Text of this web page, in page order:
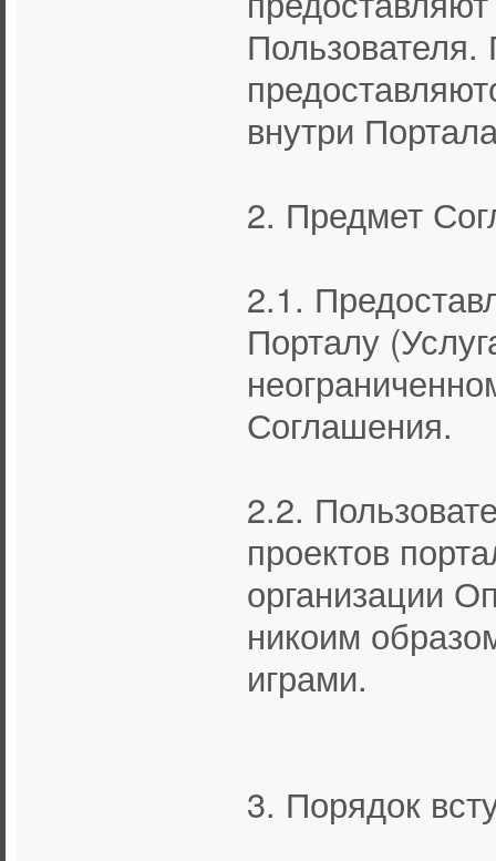
внутри
2. Предмет
2.1.
Порталу
Соглашения.
2.2.
проектов
организации
никоим
играми.
3. Порядок